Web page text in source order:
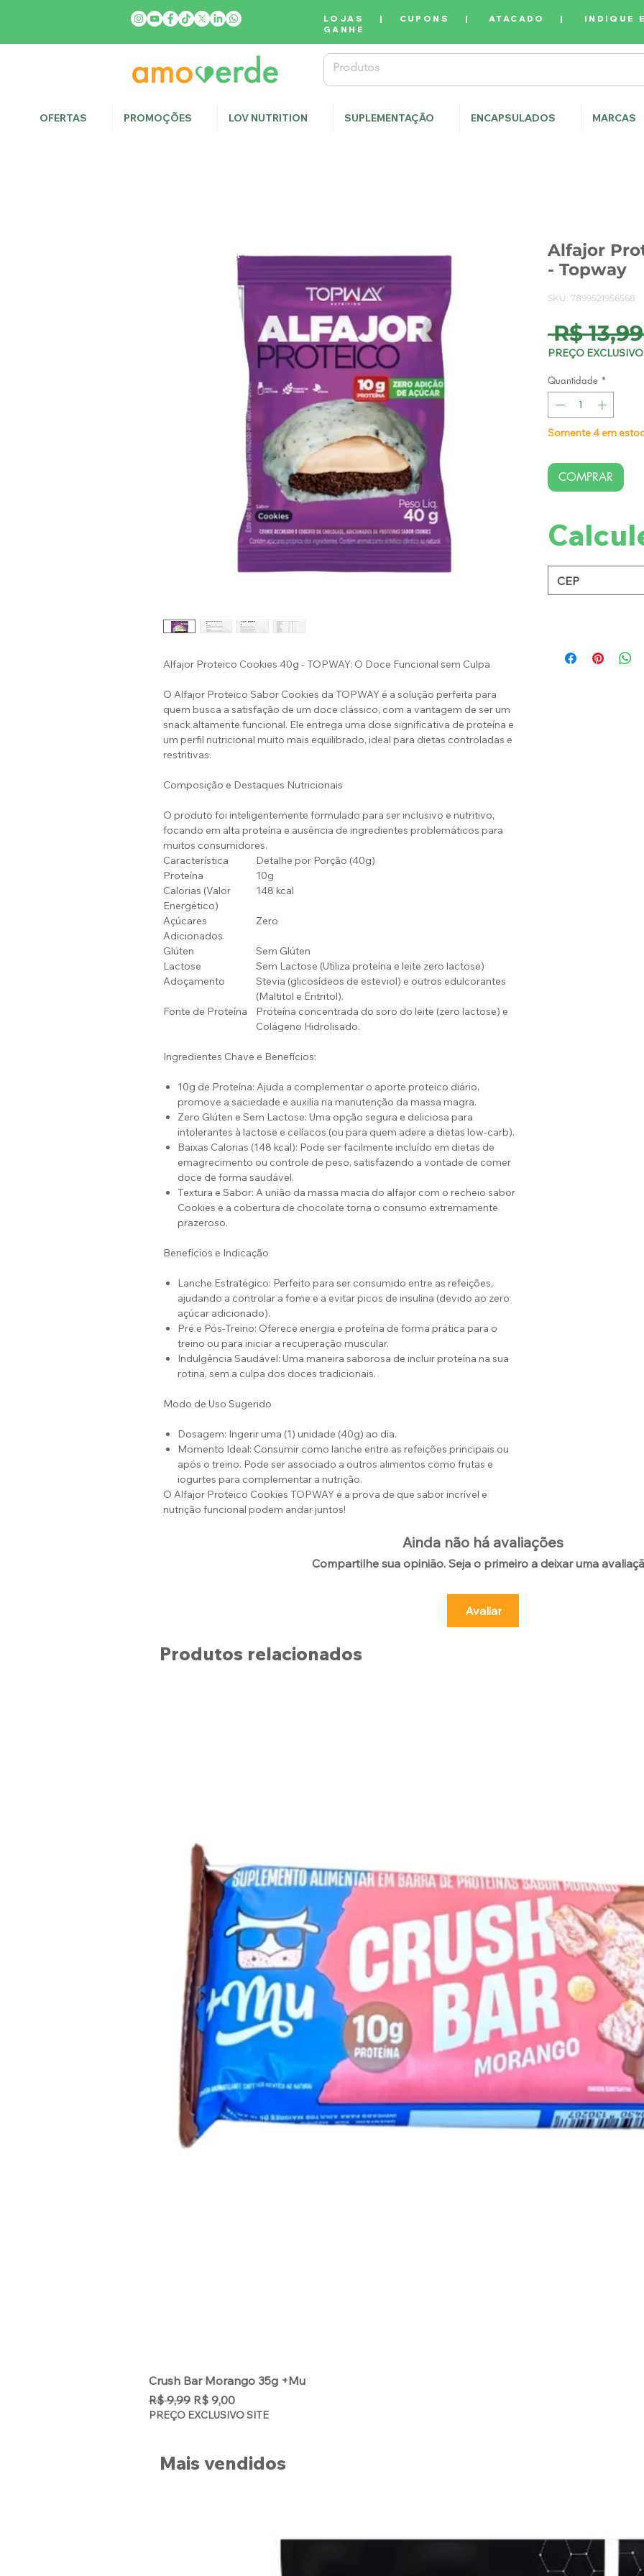
LOJAS | CUPONS |ATACADO | INDIQUE
GANHE
Alfajor Proteico Cookies 40g - TOPWAY: O Doce Funcional sem Culpa
O Alfajor Proteico Sabor Cookies da TOPWAY é a solução perfeita para
quem busca a satisfação de um doce clássico, com a vantagem de ser um
snack altamente funcional. Ele entrega uma dose significativa de proteína e
um perfil nutricional muito mais equilibrado, ideal para dietas controladas e
restritivas.
Composição e Destaques Nutricionais
O produto foi inteligentemente formulado para ser inclusivo e nutritivo,
focando em alta proteína e ausência de ingredientes problemáticos para
muitos consumidores.
Característica
Detalhe por Porção (40g)
Proteína
10g
Calorias (Valor
Energético)
148 kcal
Açúcares
Adicionados
Zero
Glúten
Sem Glúten
Lactose
Sem Lactose (Utiliza proteína e leite zero lactose)
Adoçamento
Stevia (glicosídeos de esteviol) e outros edulcorantes
(Maltitol e Eritritol).
Fonte de Proteína
Proteína concentrada do soro do leite (zero lactose) e
Colágeno Hidrolisado.
Ingredientes Chave e Benefícios:
10g de Proteína: Ajuda a complementar o aporte proteico diário,
promove a saciedade e auxilia na manutenção da massa magra.
Zero Glúten e Sem Lactose: Uma opção segura e deliciosa para
intolerantes à lactose e celíacos (ou para quem adere a dietas low-carb).
Baixas Calorias (148 kcal): Pode ser facilmente incluído em dietas de
emagrecimento ou controle de peso, satisfazendo a vontade de comer
doce de forma saudável.
Textura e Sabor: A união da massa macia do alfajor com o recheio sabor
Cookies e a cobertura de chocolate torna o consumo extremamente
prazeroso.
Benefícios e Indicação
Lanche Estratégico: Perfeito para ser consumido entre as refeições,
ajudando a controlar a fome e a evitar picos de insulina (devido ao zero
açúcar adicionado).
Pré e Pós-Treino: Oferece energia e proteína de forma prática para o
treino ou para iniciar a recuperação muscular.
Indulgência Saudável: Uma maneira saborosa de incluir proteína na sua
rotina, sem a culpa dos doces tradicionais.
Modo de Uso Sugerido
Dosagem: Ingerir uma (1) unidade (40g) ao dia.
Momento Ideal: Consumir como lanche entre as refeições principais ou
após o treino. Pode ser associado a outros alimentos como frutas e
iogurtes para complementar a nutrição.
O Alfajor Proteico Cookies TOPWAY é a prova de que sabor incrível e
nutrição funcional podem andar juntos!
Alfajor
- Topway
SKU: 7899521956568
R$
PREÇO
Quantidade *
Somente 4 em
COMPRAR
Ainda não há avaliações
Compartilhe sua opinião. Seja o primeiro a deixar uma
Avaliar
Produtos relacionados
Crush Bar Morango 35g +Mu
Preço normal
R$ 9,99 Preço promocional
R$ 9,00
PREÇO EXCLUSIVO SITE
Mais vendidos
OFERTAS PROMOÇÕES LOV NUTRITION SUPLEMENTAÇÃO ENCAPSULADOS MARCAS